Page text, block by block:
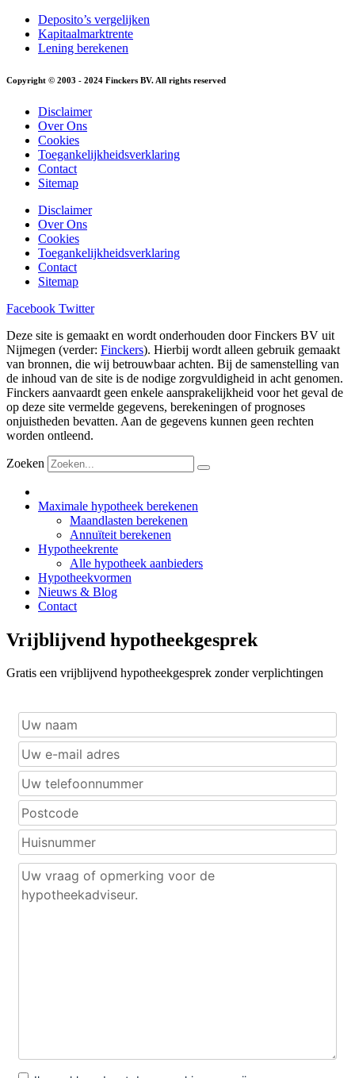
Deposito’s vergelijken
Kapitaalmarktrente
Lening berekenen
Copyright © 2003 - 2024 Finckers BV. All rights reserved
Disclaimer
Over Ons
Cookies
Toegankelijkheidsverklaring
Contact
Sitemap
Disclaimer
Over Ons
Cookies
Toegankelijkheidsverklaring
Contact
Sitemap
Facebook Twitter
Deze site is gemaakt en wordt onderhouden door Finckers BV uit
Nijmegen (verder: Finckers). Hierbij wordt alleen gebruik gemaakt
van bronnen, die wij betrouwbaar achten. Bij de samenstelling van
de inhoud van de site is de nodige zorgvuldigheid in acht genomen.
Finckers aanvaardt geen enkele aansprakelijkheid voor het geval de
op deze site vermelde gegevens, berekeningen of prognoses
onjuistheden bevatten. Aan de gegevens kunnen geen rechten
worden ontleend.
Zoeken
Maximale hypotheek berekenen
Maandlasten berekenen
Annuïteit berekenen
Hypotheekrente
Alle hypotheek aanbieders
Hypotheekvormen
Nieuws & Blog
Contact
Vrijblijvend hypotheekgesprek
Gratis een vrijblijvend hypotheekgesprek zonder verplichtingen